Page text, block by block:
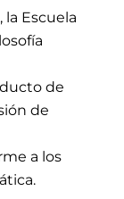
la Escuela
de
de
a los